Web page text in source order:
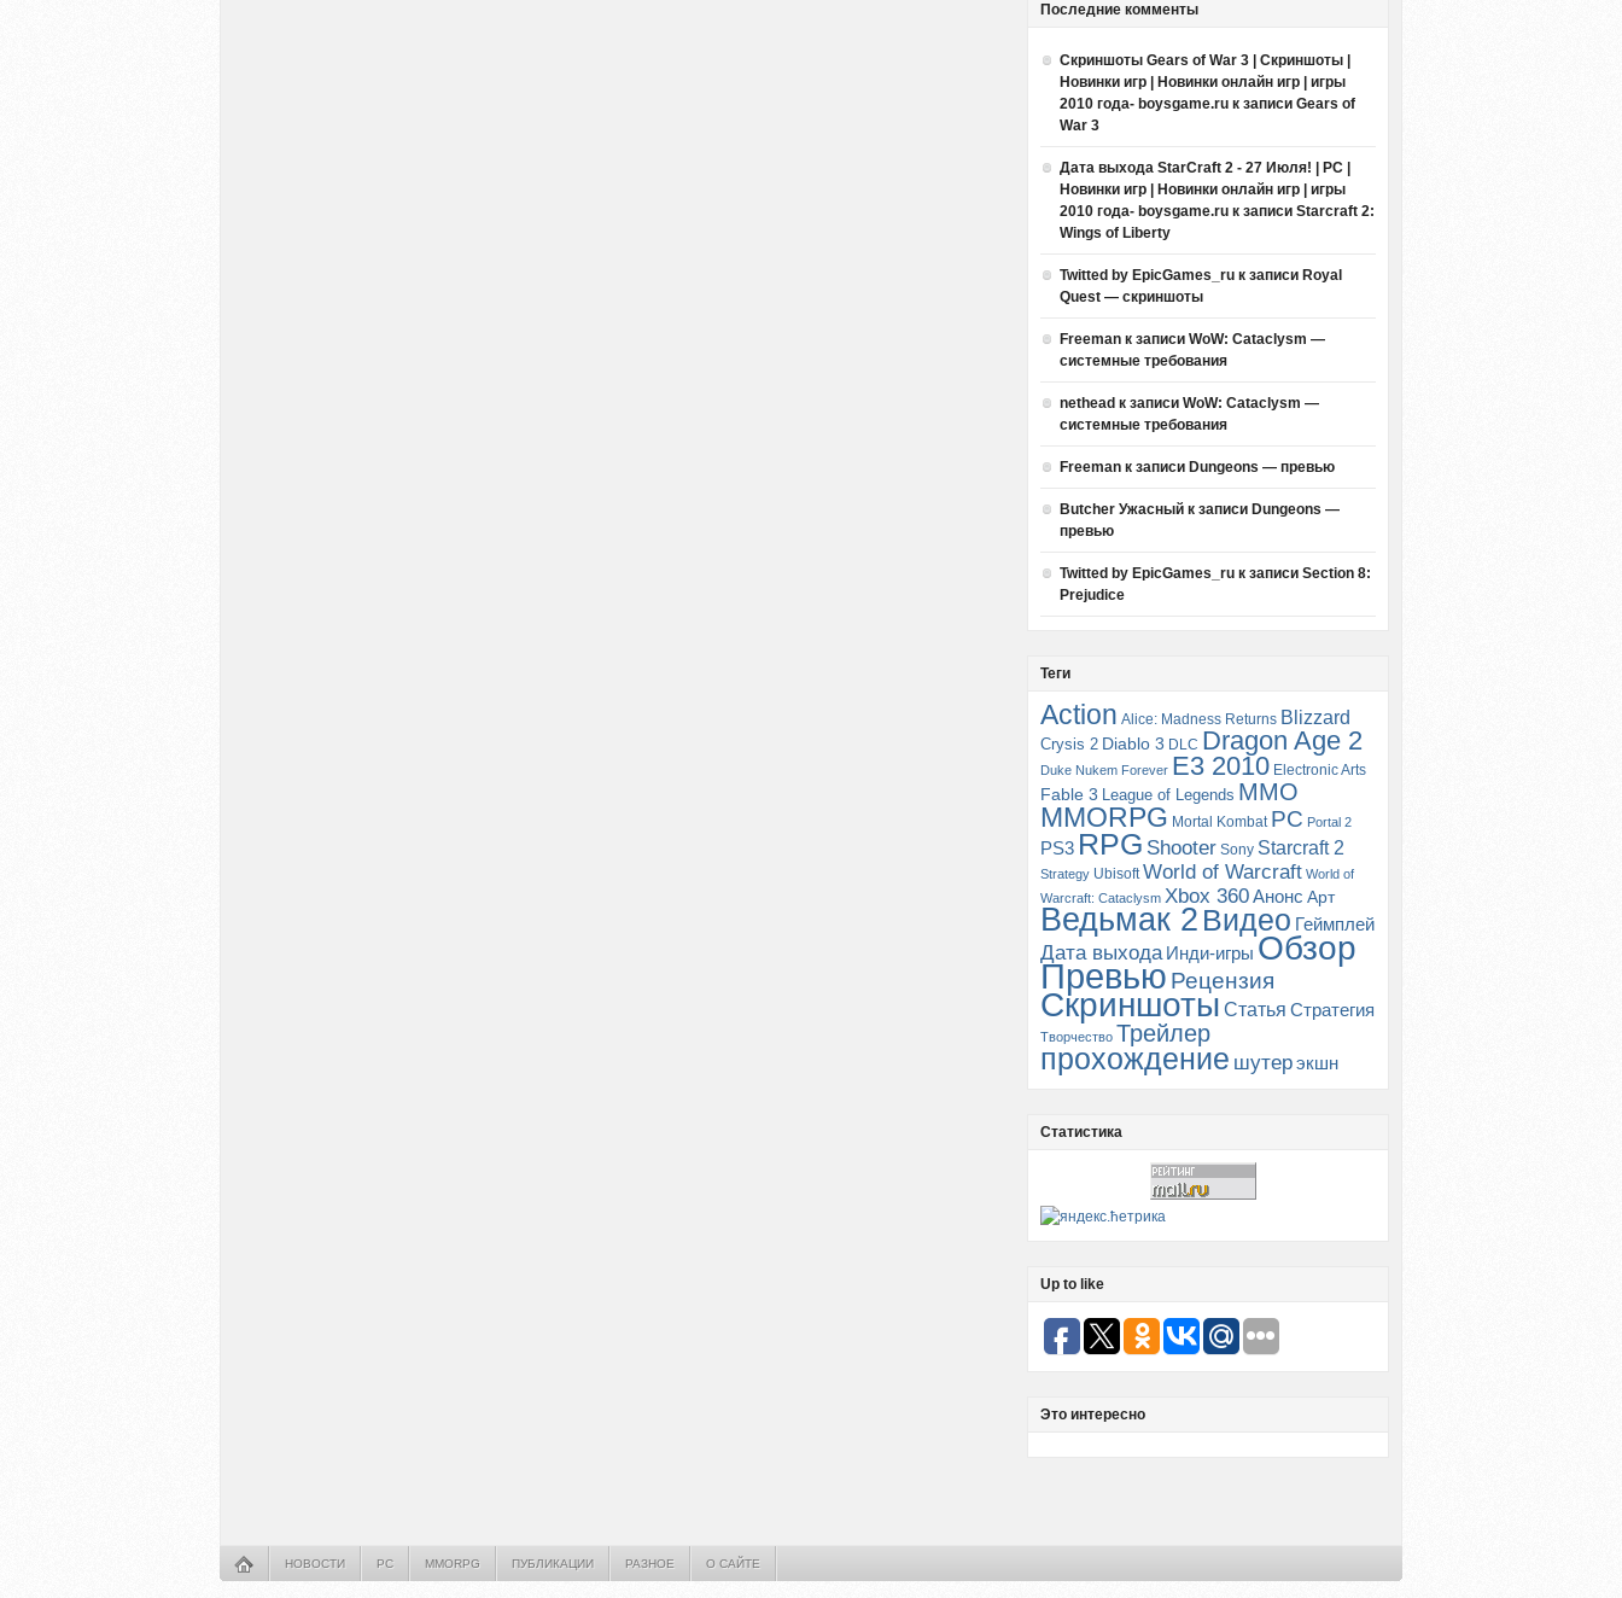
Последние комменты
Скриншоты Gears of War 3 | Скриншоты |
Новинки игр | Новинки онлайн игр | игры
2010 года- boysgame.ru к записи Gears of
War 3
Дата выхода StarCraft 2 - 27 Июля! | PC |
Новинки игр | Новинки онлайн игр | игры
2010 года- boysgame.ru к записи Starcraft 2:
Wings of Liberty
Twitted by EpicGames_ru к записи Royal
Quest — скриншоты
Freeman к записи WoW: Cataclysm —
системные требования
nethead к записи WoW: Cataclysm —
системные требования
Freeman к записи Dungeons — превью
Butcher Ужасный к записи Dungeons —
превью
Twitted by EpicGames_ru к записи Section 8:
Prejudice
Теги
Action Alice: Madness Returns Blizzard
Crysis 2 Diablo 3 DLC Dragon Age 2
Duke Nukem Forever E3 2010 Electronic Arts
Fable 3 League of Legends MMO
MMORPG Mortal Kombat PC Portal 2
PS3 RPG Shooter Sony Starcraft 2
Strategy Ubisoft World of Warcraft World of
Warcraft: Cataclysm Xbox 360Анонс Арт
Ведьмак 2 Видео Геймплей
Дата выхода Инди-игры Обзор
Превью Рецензия
Скриншоты Статья Стратегия
Творчество Трейлер
прохождение шутерэкшн
Статистика
Up to like
Это интересно
НОВОСТИ PC MMORPG ПУБЛИКАЦИИ РАЗНОЕ О САЙТЕ